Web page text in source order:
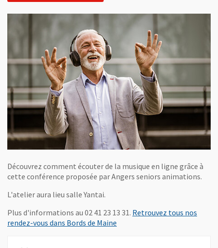
Découvrez comment écouter de la musique en ligne grâce à
cette conférence proposée par Angers seniors animations.
L'atelier aura lieu salle Yantai.
Plus d'informations au 02 41 23 13 31. Retrouvez tous nos
rendez-vous dans Bords de Maine